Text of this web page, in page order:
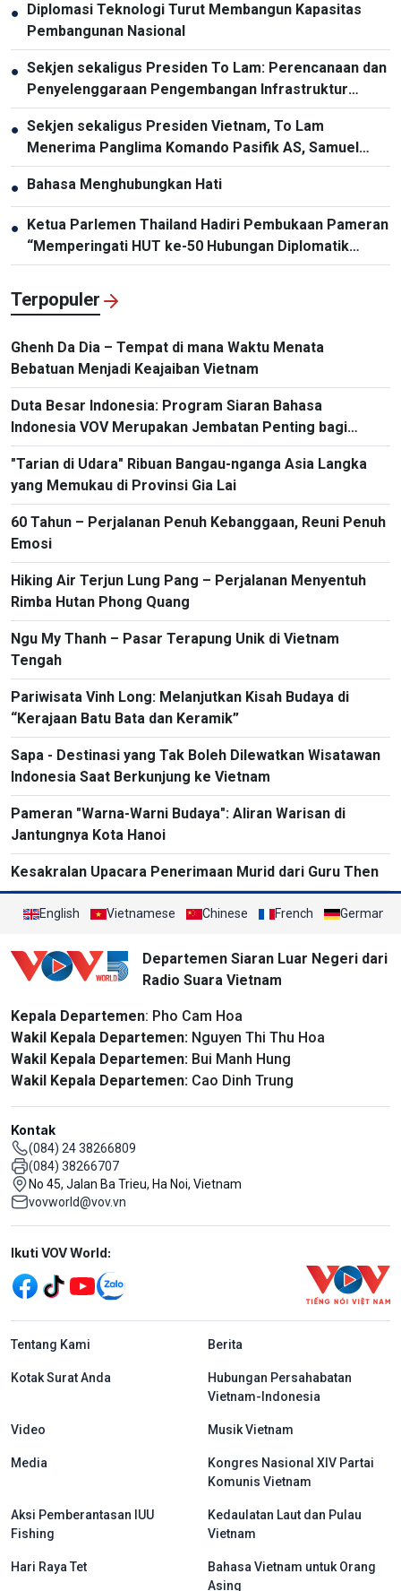
● Diplomasi Teknologi Turut Membangun Kapasitas
Pembangunan Nasional
● Sekjen sekaligus Presiden To Lam: Perencanaan dan
Penyelenggaraan Pengembangan Infrastruktur
Harus Diperbarui
● Sekjen sekaligus Presiden Vietnam, To Lam
Menerima Panglima Komando Pasifik AS, Samuel
Paparo
● Bahasa Menghubungkan Hati
● Ketua Parlemen Thailand Hadiri Pembukaan Pameran
“Memperingati HUT ke-50 Hubungan Diplomatik
Vietnam-Thailand”
Terpopuler
Ghenh Da Dia – Tempat di mana Waktu Menata
Bebatuan Menjadi Keajaiban Vietnam
Duta Besar Indonesia: Program Siaran Bahasa
Indonesia VOV Merupakan Jembatan Penting bagi
Hubungan Bilateral
"Tarian di Udara" Ribuan Bangau-nganga Asia Langka
yang Memukau di Provinsi Gia Lai
60 Tahun – Perjalanan Penuh Kebanggaan, Reuni Penuh
Emosi
Hiking Air Terjun Lung Pang – Perjalanan Menyentuh
Rimba Hutan Phong Quang
Ngu My Thanh – Pasar Terapung Unik di Vietnam
Tengah
Pariwisata Vinh Long: Melanjutkan Kisah Budaya di
“Kerajaan Batu Bata dan Keramik”
Sapa - Destinasi yang Tak Boleh Dilewatkan Wisatawan
Indonesia Saat Berkunjung ke Vietnam
Pameran "Warna-Warni Budaya": Aliran Warisan di
Jantungnya Kota Hanoi
Kesakralan Upacara Penerimaan Murid dari Guru Then
English Vietnamese Chinese French German
Departemen Siaran Luar Negeri dari
Radio Suara Vietnam
Kepala Departemen: Pho Cam Hoa
Wakil Kepala Departemen: Nguyen Thi Thu Hoa
Wakil Kepala Departemen: Bui Manh Hung
Wakil Kepala Departemen: Cao Dinh Trung
Kontak
(084) 24 38266809
(084) 38266707
No 45, Jalan Ba Trieu, Ha Noi, Vietnam
vovworld@vov.vn
Mạng xã hội
Ikuti VOV World:
menu footer tiếng Indo
Tentang Kami Berita
Kotak Surat Anda
Hubungan Persahabatan
Vietnam-Indonesia
Video Musik Vietnam
Media
Kongres Nasional XIV Partai
Komunis Vietnam
Aksi Pemberantasan IUU
Fishing
Kedaulatan Laut dan Pulau
Vietnam
Hari Raya Tet
Bahasa Vietnam untuk Orang
Asing